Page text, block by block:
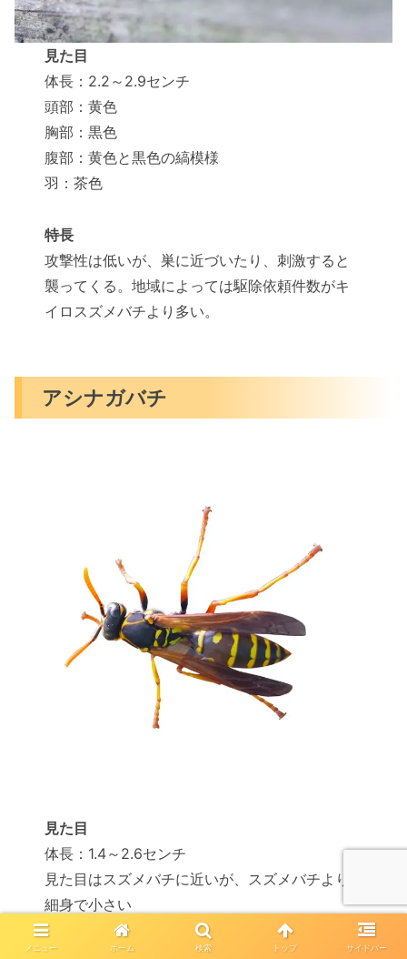
見た目
体長：2.2～2.9センチ
頭部：黄色
胸部：黒色
腹部：黄色と黒色の縞模様
羽：茶色
特長
攻撃性は低いが、巣に近づいたり、刺激すると
襲ってくる。地域によっては駆除依頼件数がキ
イロスズメバチより多い。
アシナガバチ
見た目
体長：1.4～2.6センチ
見た目はスズメバチに近いが、スズメバチより
細身で小さい
メニュー ホーム 検索 トップ サイドバー